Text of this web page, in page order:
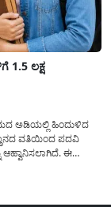
1.5 ಲಕ್ಷ
ಅಡಿಯಲ್ಲಿ ಹಿಂದುಳಿದ
ವತಿಯಿಂದ ಪದವಿ
ಆಹ್ವಾನಿಸಲಾಗಿದೆ. ಈ